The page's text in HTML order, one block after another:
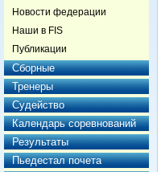
Новости федерации
Наши в FIS
Публикации
Сборные
Тренеры
Судейство
Календарь соревнований
Результаты
Пьедестал почета